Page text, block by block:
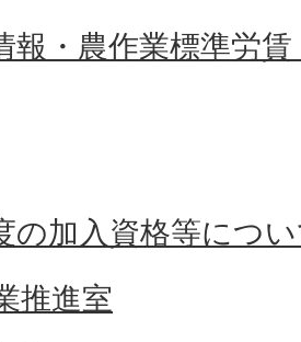
報・農作業標準労
の加入資格等につ
推進室